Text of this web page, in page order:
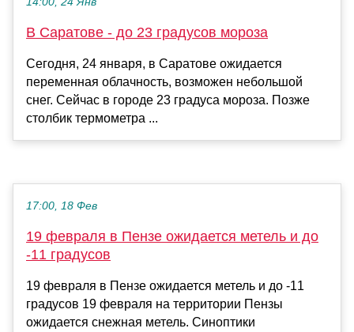
В Саратове - до 23 градусов мороза
Сегодня, 24 января, в Саратове ожидается
переменная облачность, возможен небольшой
снег. Сейчас в городе 23 градуса мороза. Позже
столбик термометра ...
17:00, 18 Фев
19 февраля в Пензе ожидается метель и до
-11 градусов
19 февраля в Пензе ожидается метель и до -11
градусов 19 февраля на территории Пензы
ожидается снежная метель. Синоптики